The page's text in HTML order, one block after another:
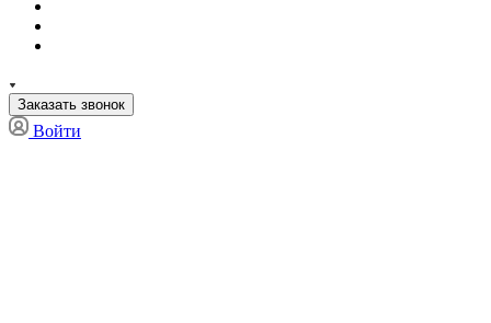
Заказать звонок
Войти